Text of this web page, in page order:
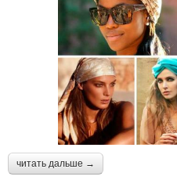
читать дальше →